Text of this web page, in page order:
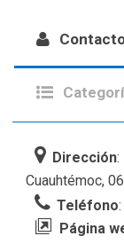
Dirección:
Cuauhtémoc,
Teléfono
Página